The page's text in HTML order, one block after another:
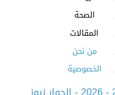
الصحة
المقالات
من نحن
الخصوصية